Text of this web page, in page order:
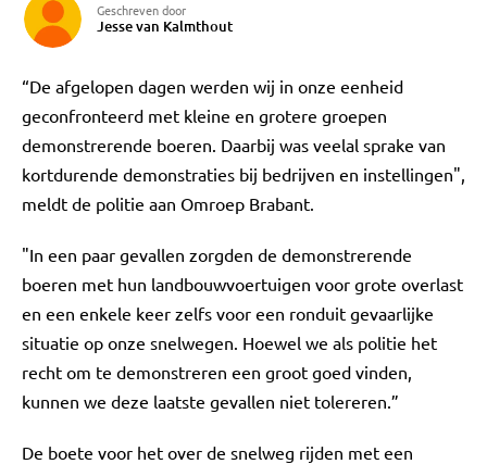
Geschreven door
Jesse van Kalmthout
“De afgelopen dagen werden wij in onze eenheid
geconfronteerd met kleine en grotere groepen
demonstrerende boeren. Daarbij was veelal sprake van
kortdurende demonstraties bij bedrijven en instellingen",
meldt de politie aan Omroep Brabant.
"In een paar gevallen zorgden de demonstrerende
boeren met hun landbouwvoertuigen voor grote overlast
en een enkele keer zelfs voor een ronduit gevaarlijke
situatie op onze snelwegen. Hoewel we als politie het
recht om te demonstreren een groot goed vinden,
kunnen we deze laatste gevallen niet tolereren.”
De boete voor het over de snelweg rijden met een